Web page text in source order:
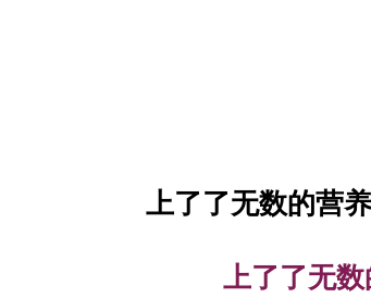
上了了无数的营
上了了无